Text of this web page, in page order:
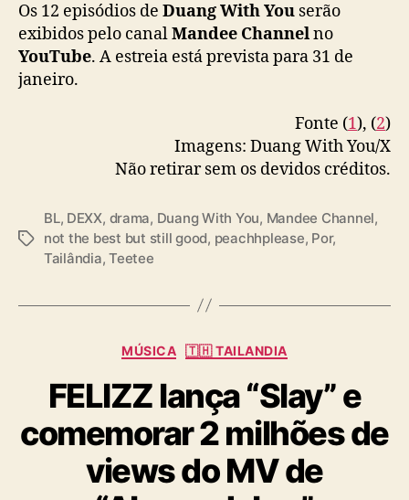
Os 12 episódios de Duang With You serão
exibidos pelo canalMandee Channelno
YouTube. A estreia está prevista para 31 de
janeiro.
Fonte (1), (2)
Imagens: Duang With You/X
Não retirar sem os devidos créditos.
T
BL, DEXX, drama, Duang With You, Mandee Channel,
not the best but still good, peachhplease, Por,
Tailândia,Teetee
C
t
e
g
o
r
i
MÚSICA 🇹🇭 TAILANDIA
FELIZZ lança “Slay” e
comemorar 2 milhões de
views do MV de